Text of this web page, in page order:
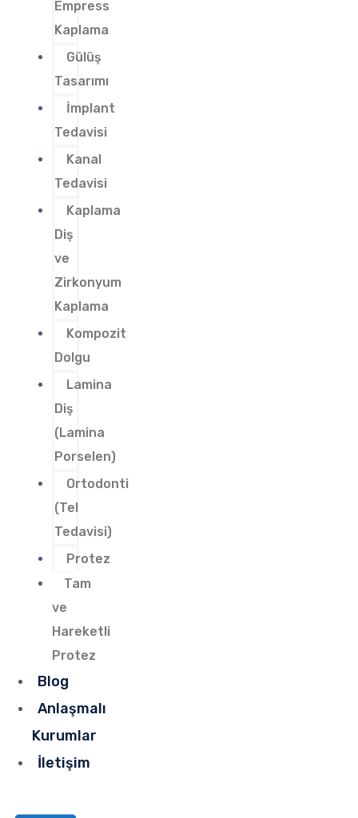
Empress
Kaplama
Gülüş
Tasarımı
İmplant
Tedavisi
Kanal
Tedavisi
Kaplama
Diş
ve
Zirkonyum
Kaplama
Kompozit
Dolgu
Lamina
Diş
(Lamina
Porselen)
Ortodonti
(Tel
Tedavisi)
Protez
Tam
ve
Hareketli
Protez
Blog
Anlaşmalı
Kurumlar
İletişim